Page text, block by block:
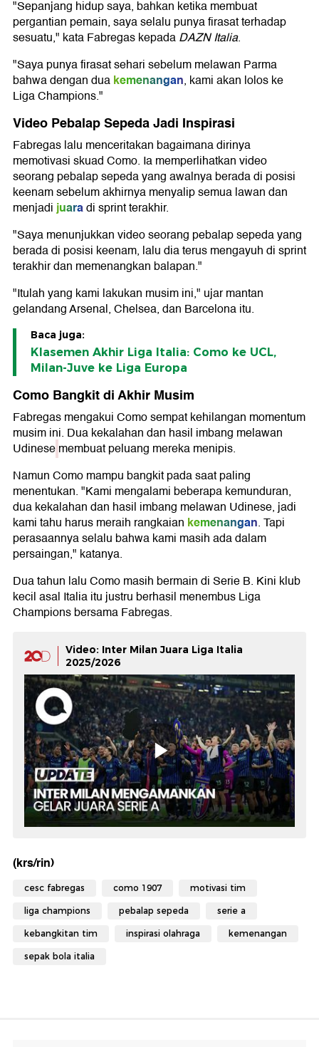
"Sepanjang hidup saya, bahkan ketika membuat
pergantian pemain, saya selalu punya firasat terhadap
sesuatu," kata Fabregas kepadaDAZN Italia.
"Saya punya firasat sehari sebelum melawan Parma
bahwa dengan duakemenangan, kami akan lolos ke
Liga Champions."
Video Pebalap Sepeda Jadi Inspirasi
Fabregas lalu menceritakan bagaimana dirinya
memotivasi skuad Como. Ia memperlihatkan video
seorang pebalap sepeda yang awalnya berada di posisi
keenam sebelum akhirnya menyalip semua lawan dan
menjadijuaradi sprint terakhir.
"Saya menunjukkan video seorang pebalap sepeda yang
berada di posisi keenam, lalu dia terus mengayuh di sprint
terakhir dan memenangkan balapan."
"Itulah yang kami lakukan musim ini," ujar mantan
gelandangArsenal,Chelsea, dan Barcelonaitu.
Baca juga:
Klasemen Akhir Liga Italia: Como ke UCL,
Milan-Juve ke Liga Europa
Como Bangkit di Akhir Musim
Fabregas mengakui Como sempat kehilangan momentum
musim ini. Dua kekalahan dan hasil imbang melawan
Udinesemembuat peluang mereka menipis.
Namun Como mampu bangkit pada saat paling
menentukan. "Kami mengalami beberapa kemunduran,
dua kekalahan dan hasil imbang melawan Udinese, jadi
kami tahu harus meraih rangkaian kemenangan. Tapi
perasaannya selalu bahwa kami masih ada dalam
persaingan," katanya.
Dua tahun lalu Como masih bermain di Serie B. Kini klub
kecil asal Italia itu justru berhasil menembus Liga
Champions bersama Fabregas.
Video: Inter Milan Juara Liga Italia
2025/2026
(krs/rin)
cesc fabregas como 1907 motivasi tim
liga champions pebalap sepeda serie a
kebangkitan tim inspirasi olahraga kemenangan
sepak bola italia